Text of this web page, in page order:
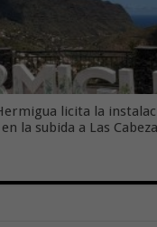
licita la
la subida a Las